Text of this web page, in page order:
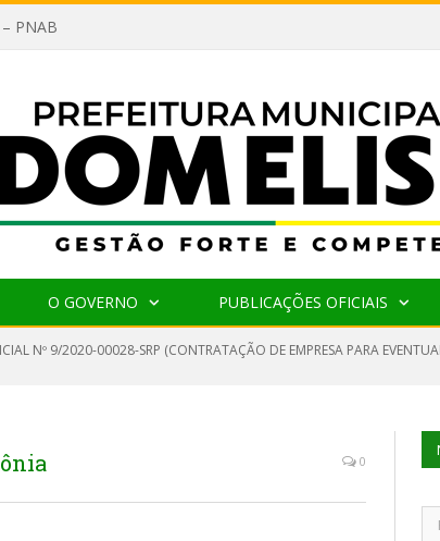
PNAB
O GOVERNO PUBLICAÇÕES OFICIAIS
Nº 9/2020-00028-SRP (CONTRATAÇÃO DE EMPRESA PARA
0